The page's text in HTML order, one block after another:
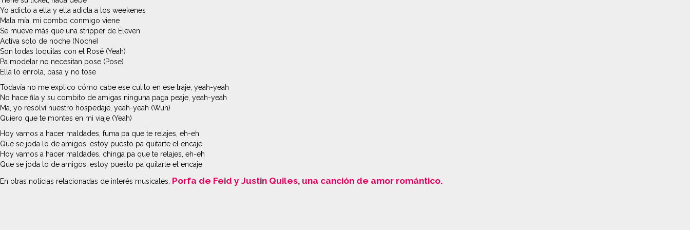
Yo adicto a ella y ella adicta a los weekenes
Mala mía, mi combo conmigo viene
Se mueve más que una stripper de Eleven
Activa solo de noche (Noche)
Son todas loquitas con el Rosé (Yeah)
Pa modelar no necesitan pose (Pose)
Ella lo enrola, pasa y no tose
Todavía no me explico cómo cabe ese culito en ese traje, yeah-yeah
No hace fila y su combito de amigas ninguna paga peaje, yeah-yeah
Ma, yo resolví nuestro hospedaje, yeah-yeah (Wuh)
Quiero que te montes en mi viaje (Yeah)
Hoy vamos a hacer maldades, fuma pa que te relajes, eh-eh
Que se joda lo de amigos, estoy puesto pa quitarte el encaje
Hoy vamos a hacer maldades, chinga pa que te relajes, eh-eh
Que se joda lo de amigos, estoy puesto pa quitarte el encaje
En otras noticias relacionadas de interés musicales, Porfa de Feid y Justin Quiles, una canción de amor romántico.